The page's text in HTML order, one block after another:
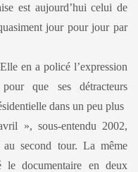
est aujourd’hui celui de
jour pour jour par
en a policé l’expression
que ses détracteurs
dans un peu plus
», sous-entendu 2002,
second tour. La même
le documentaire en deux